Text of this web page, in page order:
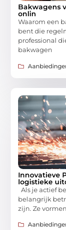
Bakwagens
onlin
Waarom een
bent die
professional
bakwagen
Innovatieve
logistieke
Als je actief
belangrijk
zijn. Ze